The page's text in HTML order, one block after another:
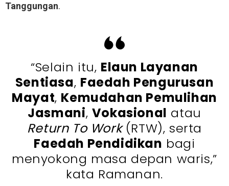
Tanggungan.
“Selain itu, Elaun Layanan
Sentiasa, Faedah Pengurusan
Mayat, Kemudahan Pemulihan
Jasmani, Vokasional atau
Return To Work(RTW), serta
Faedah Pendidikan bagi
menyokong masa depan waris,”
kata Ramanan.